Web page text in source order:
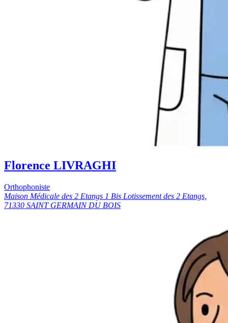
Florence LIVRAGHI
Orthophoniste
Maison Médicale des 2 Etangs 1 Bis Lotissement des 2 Etangs,
71330 SAINT GERMAIN DU BOIS